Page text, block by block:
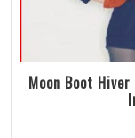
Moon Boot